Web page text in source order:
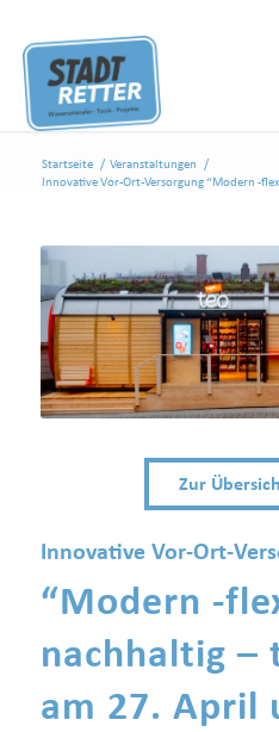
Startseite / Veranstaltungen
/
Innovative Vor-Ort-Versorgung “Modern -
Zur
Innovative Vor-Ort-
“Modern -
nachhaltig –
am 27. April